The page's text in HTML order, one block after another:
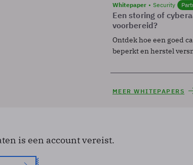
Whitepaper Security
Een storing of
voorbereid?
Ontdek hoe een goed
beperkt en herstel
MEER WHITEPAPERS
is een account vereist.